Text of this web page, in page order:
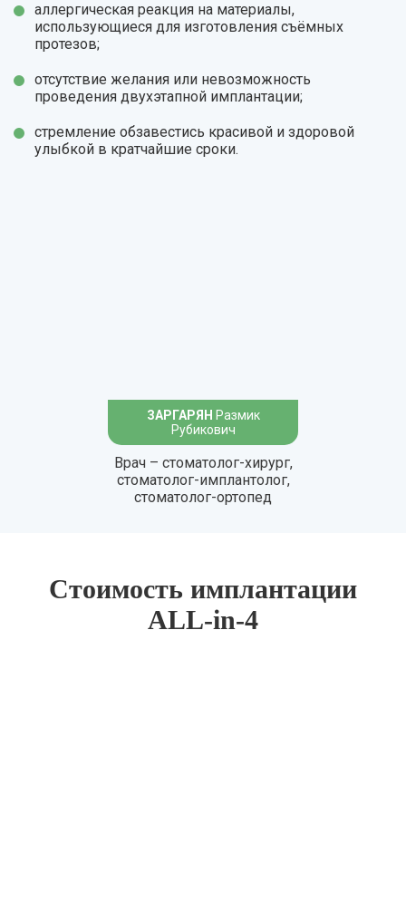
аллергическая реакция на материалы,
использующиеся для изготовления съёмных
протезов;
отсутствие желания или невозможность
проведения двухэтапной имплантации;
стремление обзавестись красивой и здоровой
улыбкой в кратчайшие сроки.
ЗАРГАРЯН Размик
Рубикович
Врач – стоматолог-хирург,
стоматолог-имплантолог,
стоматолог-ортопед
Стоимость имплантации
ALL-in-4